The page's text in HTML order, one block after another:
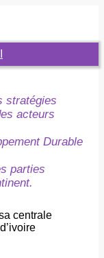
stratégies
acteurs
Durable
parties